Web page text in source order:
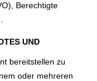
Berechtigte
UND
bereitstellen zu
oder mehreren